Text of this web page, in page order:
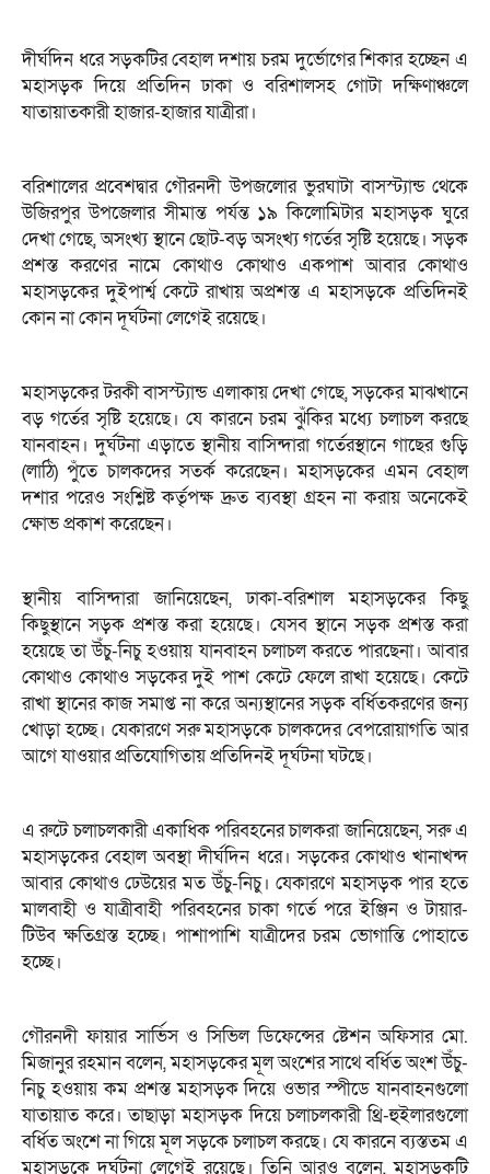
দীর্ঘদিন ধরে সড়কটির বেহাল দশায় চরম দুর্ভোগের শিকার হচ্ছেন এ
মহাসড়ক দিয়ে প্রতিদিন ঢাকা ও বরিশালসহ গোটা দক্ষিণাঞ্চলে
যাতায়াতকারী হাজার-হাজার যাত্রীরা।
বরিশালের প্রবেশদ্বার গৌরনদী উপজলোর ভুরঘাটা বাসস্ট্যান্ড থেকে
উজিরপুর উপজেলার সীমান্ত পর্যন্ত ১৯ কিলোমিটার মহাসড়ক ঘুরে
দেখা গেছে, অসংখ্য স্থানে ছোট-বড় অসংখ্য গর্তের সৃষ্টি হয়েছে। সড়ক
প্রশস্ত করণের নামে কোথাও কোথাও একপাশ আবার কোথাও
মহাসড়কের দুইপার্শ্ব কেটে রাখায় অপ্রশস্ত এ মহাসড়কে প্রতিদিনই
কোন না কোন দূর্ঘটনা লেগেই রয়েছে।
মহাসড়কের টরকী বাসস্ট্যান্ড এলাকায় দেখা গেছে, সড়কের মাঝখানে
বড় গর্তের সৃষ্টি হয়েছে। যে কারনে চরম ঝুঁকির মধ্যে চলাচল করছে
যানবাহন। দুর্ঘটনা এড়াতে স্থানীয় বাসিন্দারা গর্তেরস্থানে গাছের গুড়ি
(লাঠি) পুঁতে চালকদের সতর্ক করেছেন। মহাসড়কের এমন বেহাল
দশার পরেও সংশ্লিষ্ট কর্তৃপক্ষ দ্রুত ব্যবস্থা গ্রহন না করায় অনেকেই
ক্ষোভ প্রকাশ করেছেন।
স্থানীয় বাসিন্দারা জানিয়েছেন, ঢাকা-বরিশাল মহাসড়কের কিছু
কিছুস্থানে সড়ক প্রশস্ত করা হয়েছে। যেসব স্থানে সড়ক প্রশস্ত করা
হয়েছে তা উঁচু-নিচু হওয়ায় যানবাহন চলাচল করতে পারছেনা। আবার
কোথাও কোথাও সড়কের দুই পাশ কেটে ফেলে রাখা হয়েছে। কেটে
রাখা স্থানের কাজ সমাপ্ত না করে অন্যস্থানের সড়ক বর্ধিতকরণের জন্য
খোড়া হচ্ছে। যেকারণে সরু মহাসড়কে চালকদের বেপরোয়াগতি আর
আগে যাওয়ার প্রতিযোগিতায় প্রতিদিনই দূর্ঘটনা ঘটছে।
এ রুটে চলাচলকারী একাধিক পরিবহনের চালকরা জানিয়েছেন, সরু এ
মহাসড়কের বেহাল অবস্থা দীর্ঘদিন ধরে। সড়কের কোথাও খানাখন্দ
আবার কোথাও ঢেউয়ের মত উঁচু-নিচু। যেকারণে মহাসড়ক পার হতে
মালবাহী ও যাত্রীবাহী পরিবহনের চাকা গর্তে পরে ইঞ্জিন ও টায়ার-
টিউব ক্ষতিগ্রস্ত হচ্ছে। পাশাপাশি যাত্রীদের চরম ভোগান্তি পোহাতে
হচ্ছে।
গৌরনদী ফায়ার সার্ভিস ও সিভিল ডিফেন্সের ষ্টেশন অফিসার মো.
মিজানুর রহমান বলেন, মহাসড়কের মূল অংশের সাথে বর্ধিত অংশ উঁচু-
নিচু হওয়ায় কম প্রশস্ত মহাসড়ক দিয়ে ওভার স্পীডে যানবাহনগুলো
যাতায়াত করে। তাছাড়া মহাসড়ক দিয়ে চলাচলকারী থ্রি-হুইলারগুলো
বর্ধিত অংশে না গিয়ে মূল সড়কে চলাচল করছে। যে কারনে ব্যস্ততম এ
মহাসড়কে দূর্ঘটনা লেগেই রয়েছে। তিনি আরও বলেন, মহাসড়কটি